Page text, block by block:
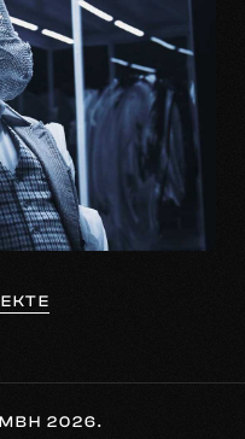
2026.